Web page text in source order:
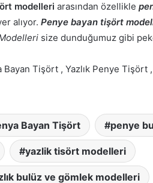
modelleri arasından özellikle
alıyor. Penye bayan tişört
size dunduğumuz gibi
Tişört , Yazlık Penye Tişört ,
Bayan Tişört penye
yazlik tisört modelleri
bulüz ve gömlek modelleri